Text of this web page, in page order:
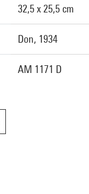
32,5 x 25,5 cm
Don, 1934
AM 1171 D